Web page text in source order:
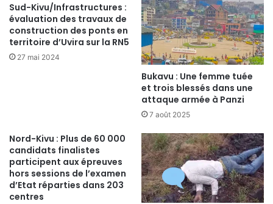
Sud-Kivu/Infrastructures :
évaluation des travaux de
construction des ponts en
territoire d’Uvira sur la RN5
27 mai 2024
Bukavu : Une femme tuée
et trois blessés dans une
attaque armée à Panzi
7 août 2025
Nord-Kivu : Plus de 60 000
candidats finalistes
participent aux épreuves
hors sessions de l’examen
d’Etat réparties dans 203
centres